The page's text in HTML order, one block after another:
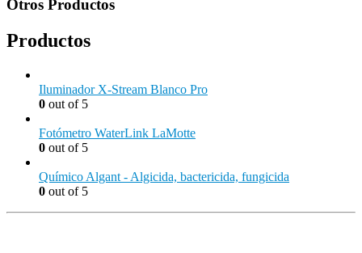
Otros Productos
Productos
Iluminador X-Stream Blanco Pro
0 out of 5
Fotómetro WaterLink LaMotte
0 out of 5
Químico Algant - Algicida, bactericida, fungicida
0 out of 5